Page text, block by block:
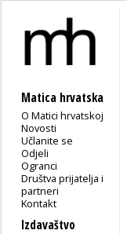
Matica hrvatska
O Matici hrvatskoj
Novosti
Učlanite se
Odjeli
Ogranci
Društva prijatelja i
partneri
Kontakt
Izdavaštvo